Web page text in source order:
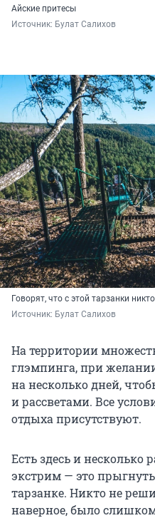
Айские притесы
Источник: Булат Салихов
Говорят, что с этой тарзанки
Источник: Булат Салихов
На территории
глэмпинга, при
на несколько дней,
и рассветами. Все
отдыха присутствуют.
Есть здесь и несколько
экстрим — это
тарзанке. Никто не
наверное, было